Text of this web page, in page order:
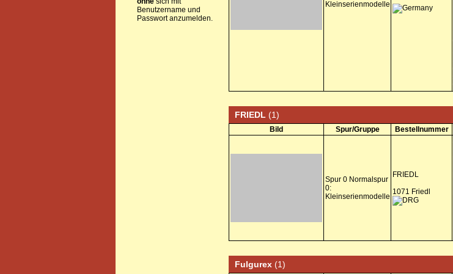
Benutzername und
Passwort anzumelden.
Kleinserienmodelle
FRIEDL (1)
Bild Spur/Gruppe Bestellnummer
Spur 0 Normalspur
0:
Kleinserienmodelle
FRIEDL
1071 Friedl
Fulgurex (1)